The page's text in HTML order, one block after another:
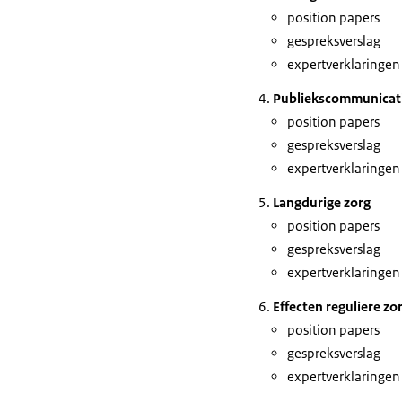
position papers
gespreksverslag
expertverklaringen
position papers
gespreksverslag
expertverklaringen
Langdurige zorg
position papers
gespreksverslag
expertverklaringen
Effecten reguliere
position papers
gespreksverslag
expertverklaringen